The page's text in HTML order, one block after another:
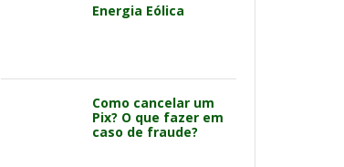
Energia Eólica
Como cancelar um
Pix? O que fazer em
caso de fraude?